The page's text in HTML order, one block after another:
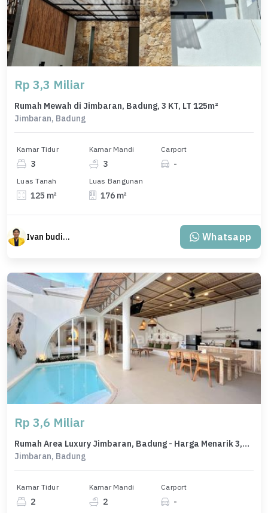
Rp 3,3 Miliar
Rumah Mewah di Jimbaran, Badung, 3 KT, LT 125m²
Jimbaran, Badung
Kamar Tidur
3
Kamar Mandi
3
Carport
-
Luas Tanah
125 m²
Luas Bangunan
176 m²
Ivan budiman Whatsapp
Rp 3,6 Miliar
Rumah Area Luxury Jimbaran, Badung - Harga Menarik 3,6 Miliar
Jimbaran, Badung
Kamar Tidur
2
Kamar Mandi
2
Carport
-